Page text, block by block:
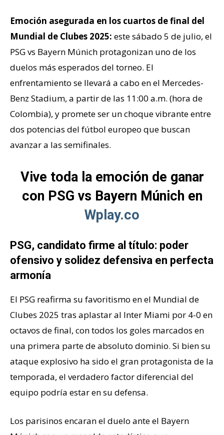
Emoción asegurada en los cuartos de final del
Mundial de Clubes 2025: este sábado 5 de julio, el
PSG vs Bayern Múnich protagonizan uno de los
duelos más esperados del torneo. El
enfrentamiento se llevará a cabo en el Mercedes-
Benz Stadium, a partir de las 11:00 a.m. (hora de
Colombia), y promete ser un choque vibrante entre
dos potencias del fútbol europeo que buscan
avanzar a las semifinales.
Vive toda la emoción de ganar
con PSG vs Bayern Múnich en
Wplay.co
PSG, candidato firme al título: poder
ofensivo y solidez defensiva en perfecta
armonía
El PSG reafirma su favoritismo en el Mundial de
Clubes 2025 tras aplastar al Inter Miami por 4-0 en
octavos de final, con todos los goles marcados en
una primera parte de absoluto dominio. Si bien su
ataque explosivo ha sido el gran protagonista de la
temporada, el verdadero factor diferencial del
equipo podría estar en su defensa.
Los parisinos encaran el duelo ante el Bayern